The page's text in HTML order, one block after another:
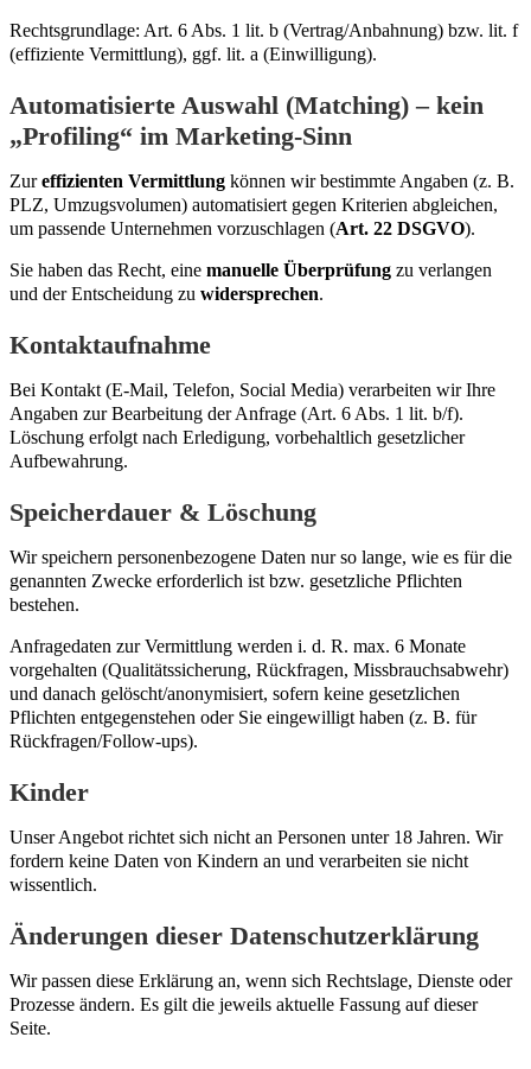
Rechtsgrundlage: Art. 6 Abs. 1 lit. b (Vertrag/Anbahnung) bzw. lit. f
(effiziente Vermittlung), ggf. lit. a (Einwilligung).
Automatisierte Auswahl (Matching) – kein
„Profiling“ im Marketing-Sinn
Zureffizienten Vermittlung können wir bestimmte Angaben (z. B.
PLZ, Umzugsvolumen) automatisiert gegen Kriterien abgleichen,
um passende Unternehmen vorzuschlagen (Art. 22 DSGVO).
Sie haben das Recht, eine manuelle Überprüfung zu verlangen
und der Entscheidung zu widersprechen.
Kontaktaufnahme
Bei Kontakt (E-Mail, Telefon, Social Media) verarbeiten wir Ihre
Angaben zur Bearbeitung der Anfrage (Art. 6 Abs. 1 lit. b/f).
Löschung erfolgt nach Erledigung, vorbehaltlich gesetzlicher
Aufbewahrung.
Speicherdauer & Löschung
Wir speichern personenbezogene Daten nur so lange, wie es für die
genannten Zwecke erforderlich ist bzw. gesetzliche Pflichten
bestehen.
Anfragedaten zur Vermittlung werden i. d. R. max. 6 Monate
vorgehalten (Qualitätssicherung, Rückfragen, Missbrauchsabwehr)
und danach gelöscht/anonymisiert, sofern keine gesetzlichen
Pflichten entgegenstehen oder Sie eingewilligt haben (z. B. für
Rückfragen/Follow-ups).
Kinder
Unser Angebot richtet sich nicht an Personen unter 18 Jahren. Wir
fordern keine Daten von Kindern an und verarbeiten sie nicht
wissentlich.
Änderungen dieser Datenschutzerklärung
Wir passen diese Erklärung an, wenn sich Rechtslage, Dienste oder
Prozesse ändern. Es gilt die jeweils aktuelle Fassung auf dieser
Seite.